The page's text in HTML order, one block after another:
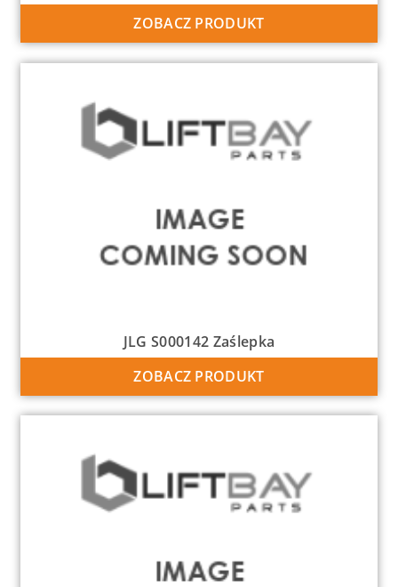
ZOBACZ PRODUKT
JLG S000142 Zaślepka
ZOBACZ PRODUKT